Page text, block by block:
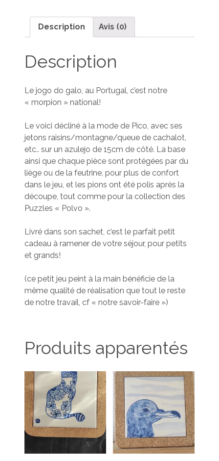
PicoDescription Avis (0)
Description
Le jogo do galo, au Portugal, c’est notre
« morpion » national!
Le voici décliné à la mode de Pico, avec ses
jetons raisins/montagne/queue de cachalot,
etc.. sur un azulejo de 15cm de côté. La base
ainsi que chaque pièce sont protégées par du
liège ou de la feutrine, pour plus de confort
dans le jeu, et les pions ont été polis après la
découpe, tout comme pour la collection des
Puzzles « Polvo ».
Livré dans son sachet, c’est le parfait petit
cadeau à ramener de votre séjour, pour petits
et grands!
(ce petit jeu peint à la main bénéficie de la
même qualité de réalisation que tout le reste
de notre travail, cf « notre savoir-faire »)
Produits apparentés